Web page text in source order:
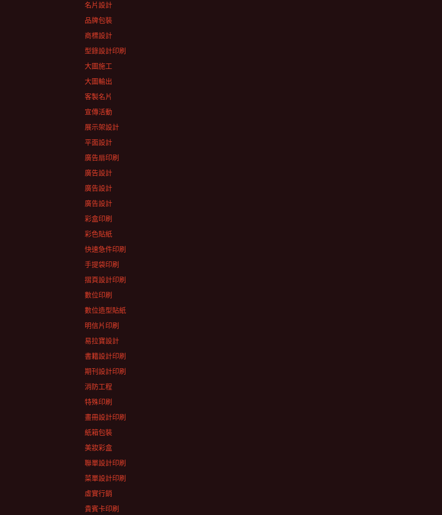
名片設計
品牌包裝
商標設計
型錄設計印刷
大圖施工
大圖輸出
客製名片
宣傳活動
展示架設計
平面設計
廣告扇印刷
廣告設計
廣告設計
廣告設計
彩盒印刷
彩色貼紙
快速急件印刷
手提袋印刷
摺頁設計印刷
數位印刷
數位造型貼紙
明信片印刷
易拉寶設計
書籍設計印刷
期刊設計印刷
消防工程
特殊印刷
畫冊設計印刷
紙箱包裝
美妝彩盒
聯單設計印刷
菜單設計印刷
虛實行銷
貴賓卡印刷